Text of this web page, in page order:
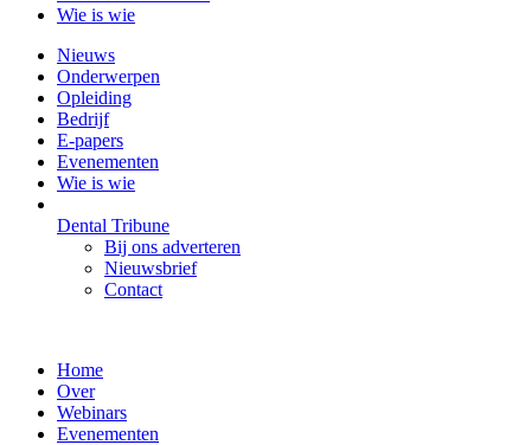
Wie is wie
Nieuws
Onderwerpen
Opleiding
Bedrijf
E-papers
Evenementen
Wie is wie
Dental Tribune
Bij ons adverteren
Nieuwsbrief
Contact
Home
Over
Webinars
Evenementen